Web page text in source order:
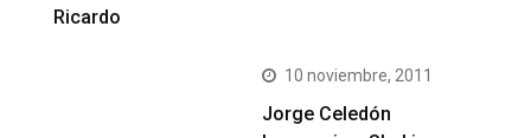
Ricardo
10 noviembre, 2011
Jorge Celedón